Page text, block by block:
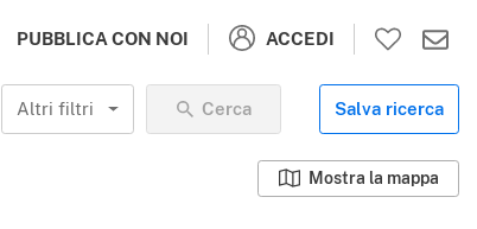
PUBBLICA CON NOI ACCEDI
Altri filtri Cerca Salva ricerca
Mostra la mappa